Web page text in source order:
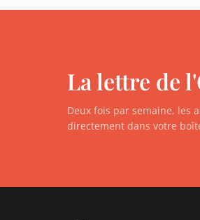
La lettre de
Deux fois par semaine, les
directement dans votre